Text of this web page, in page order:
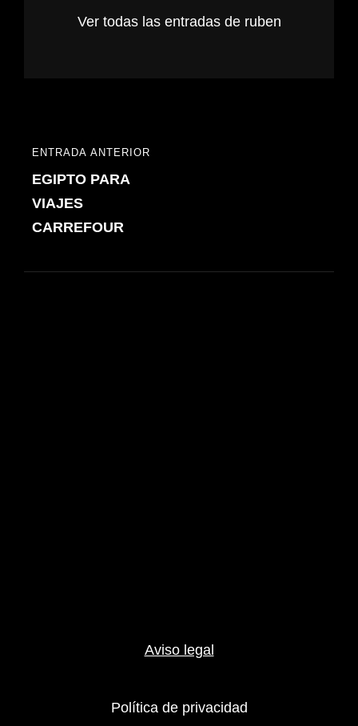
Ver todas las entradas de ruben
Navegación
de
entradas
ENTRADA
ANTERIOR
ENTRADA ANTERIOR
EGIPTO PARA
VIAJES
CARREFOUR
Aviso legal
Política de privacidad